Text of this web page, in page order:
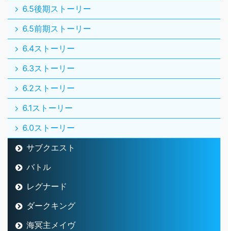
6.5後期ストーリー
6.5前期ストーリー
6.4ストーリー
6.3ストーリー
6.2ストーリー
6.1ストーリー
6.0ストーリー
サブクエスト
バトル
レグナード
ダークキング
海冥主メイヴ